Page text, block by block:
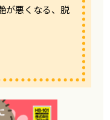
が悪くなる、脱